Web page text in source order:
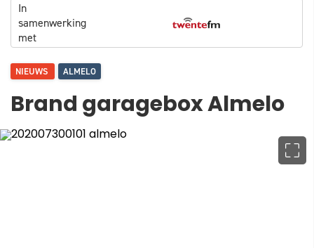
In
samenwerking
met
NIEUWS ALMELO
Brand garagebox Almelo